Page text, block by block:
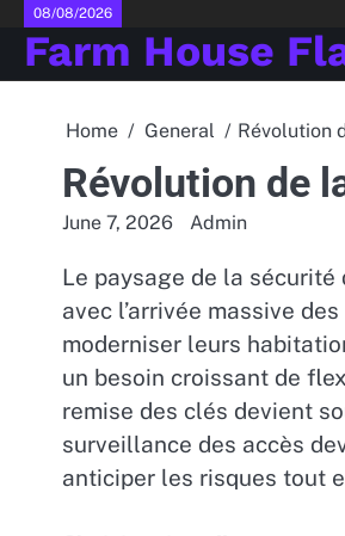
Skip
content
08/08/2026
Farm House
Home General Révolution
Révolution de
June 7, 2026 Admin
Le paysage de la
avec l’arrivée massive
moderniser leurs
un besoin croissant de
remise des clés devient
surveillance des accès
anticiper les risques tout